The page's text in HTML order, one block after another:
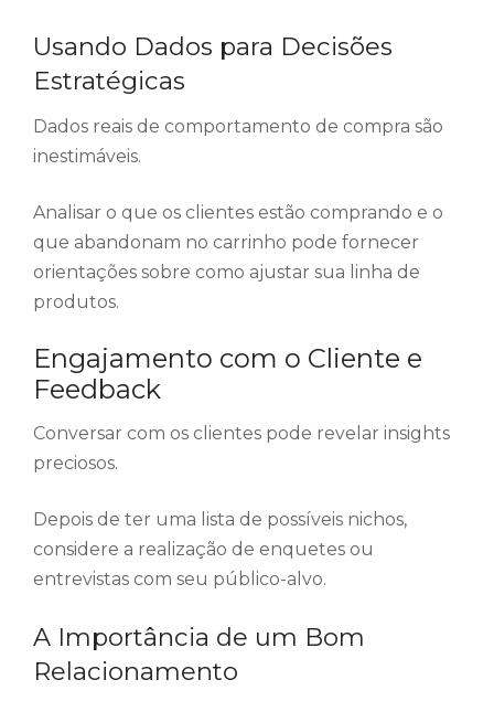
Usando Dados para Decisões
Estratégicas
Dados reais de comportamento de compra são
inestimáveis.
Analisar o que os clientes estão comprando e o
que abandonam no carrinho pode fornecer
orientações sobre como ajustar sua linha de
produtos.
Engajamento com o Cliente e
Feedback
Conversar com os clientes pode revelar insights
preciosos.
Depois de ter uma lista de possíveis nichos,
considere a realização de enquetes ou
entrevistas com seu público-alvo.
A Importância de um Bom
Relacionamento